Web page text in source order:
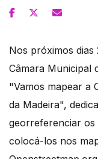
Nos próximos dias
Câmara Municipal
"Vamos mapear a
da Madeira",
georreferenciar os
colocá-los nos